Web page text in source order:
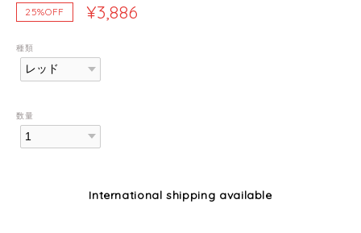
25%OFF
¥3,886
種類
数量
International shipping available